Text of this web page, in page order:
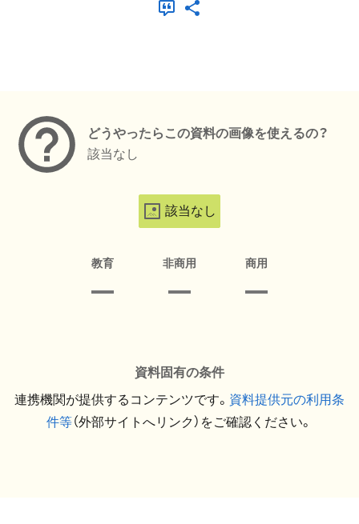
どうやったらこの資料の画像を使えるの？
該当なし
該当なし
教育 非商用 商用
資料固有の条件
連携機関が提供するコンテンツです。 資料提供元の利用条
件等（外部サイトへリンク）をご確認ください。